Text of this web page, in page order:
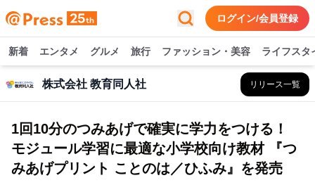
ログイン/会員登録
新着 エンタメ グルメ 旅行 ファッション・美容 ライフスタ
株式会社 教育同人社 リリース一覧
1回10分のつみあげで確実に学力をつける！
モジュール学習に最適な小学校向け教材 『つ
みあげプリント ことのは／ひふみ』を発売